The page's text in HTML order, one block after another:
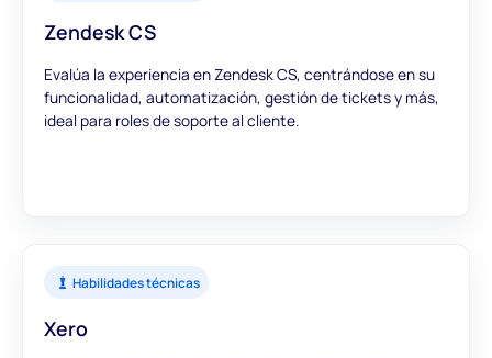
Zendesk CS
Evalúa la experiencia en Zendesk CS, centrándose en su
funcionalidad, automatización, gestión de tickets y más,
ideal para roles de soporte al cliente.
Habilidades técnicas
Xero